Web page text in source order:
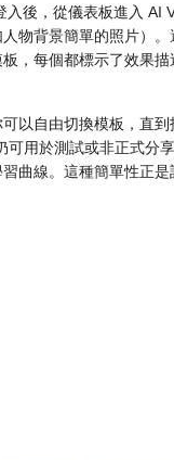
後，從儀表板進入 AI
物背景簡單的照片）
，每個都標示了效果
以自由切換模板，直
用於測試或非正式分
線。這種簡單性正是